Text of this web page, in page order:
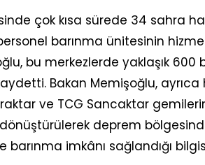
çok kısa sürede 34 sahra
barınma ünitesinin
bu merkezlerde yaklaşık
Bakan Memişoğlu,
ve TCG Sancaktar
deprem
imkânı sağlandığı